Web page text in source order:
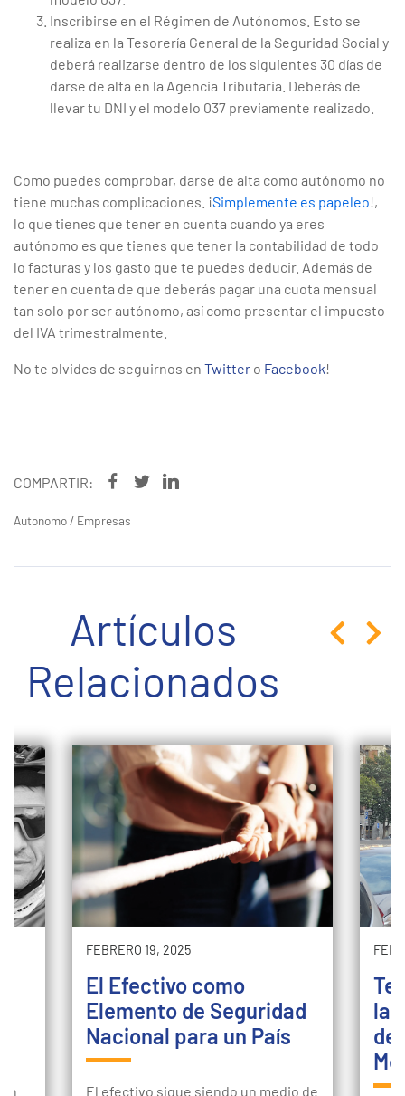
Inscribirse en el Régimen de Autónomos. Esto se
realiza en la Tesorería General de la Seguridad Social y
deberá realizarse dentro de los siguientes 30 días de
darse de alta en la Agencia Tributaria. Deberás de
llevar tu DNI y el modelo 037 previamente realizado.
Como puedes comprobar, darse de alta como autónomo no
tiene muchas complicaciones. ¡Simplemente es papeleo!,
lo que tienes que tener en cuenta cuando ya eres
autónomo es que tienes que tener la contabilidad de todo
lo facturas y los gasto que te puedes deducir. Además de
tener en cuenta de que deberás pagar una cuota mensual
tan solo por ser autónomo, así como presentar el impuesto
del IVA trimestralmente.
No te olvides de seguirnos en Twitter o Facebook!
COMPARTIR:
Autonomo / Empresas
Artículos
Relacionados
FEBRERO 19, 2025
El Efectivo como
Elemento de Seguridad
Nacional para un País
El efectivo sigue siendo un medio de
la